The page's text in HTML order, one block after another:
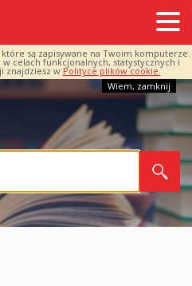
są zapisywane na Twoim komputerze.
celach funkcjonalnych, statystycznych i
znajdziesz w Polityce plików cookie.
Wiem, zamknij